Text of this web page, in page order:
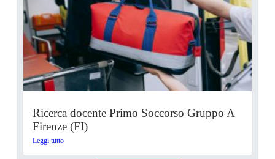
Ricerca docente Primo Soccorso Gruppo A
Firenze (FI)
Leggi tutto